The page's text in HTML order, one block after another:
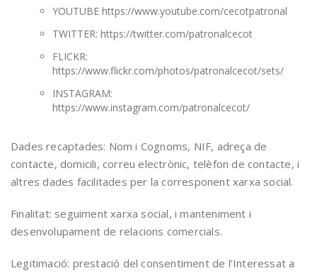
YOUTUBE https://www.youtube.com/cecotpatronal
TWITTER: https://twitter.com/patronalcecot
FLICKR:
https://www.flickr.com/photos/patronalcecot/sets/
INSTAGRAM:
https://www.instagram.com/patronalcecot/
Dades recaptades: Nom i Cognoms, NIF, adreça de
contacte, domicili, correu electrònic, telèfon de contacte, i
altres dades facilitades per la corresponent xarxa social.
Finalitat: seguiment xarxa social, i manteniment i
desenvolupament de relacions comercials.
Legitimació: prestació del consentiment de l’Interessat a